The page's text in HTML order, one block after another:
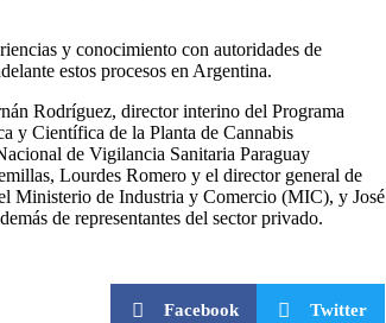
y conocimiento con autoridades de
estos procesos en Argentina.
Rodríguez, director interino del Programa
y Científica de la Planta de Cannabis
de Vigilancia Sanitaria Paraguay
Lourdes Romero y el director general de
Ministerio de Industria y Comercio (MIC), y José
de representantes del sector privado.
Facebook Twitter